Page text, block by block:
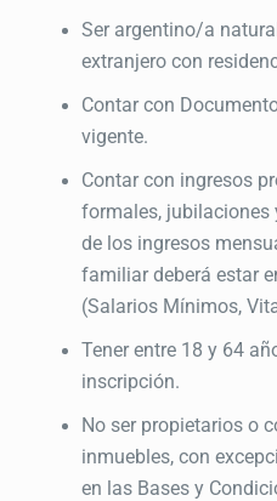
Ser argentino/a
extranjero con
Contar con
vigente.
Contar con ingresos
formales, jubilaciones
de los ingresos
familiar deberá estar
(Salarios Mínimos,
Tener entre 18 y 64
inscripción.
No ser propietarios o
inmuebles, con
en las Bases y